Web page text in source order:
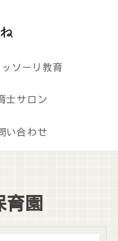
ソーリ教育
士サロン
い合わせ
育園